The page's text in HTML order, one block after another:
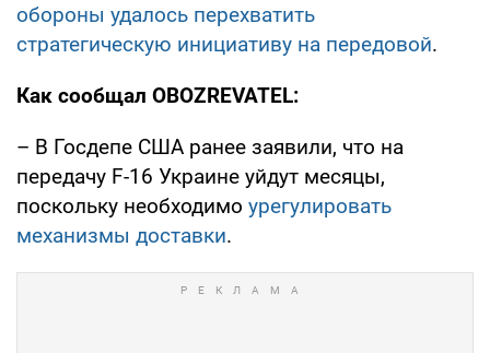
обороны удалось перехватить
стратегическую инициативу на передовой.
Как сообщал OBOZREVATEL:
– В Госдепе США ранее заявили, что на
передачу F-16 Украине уйдут месяцы,
поскольку необходимо урегулировать
механизмы доставки.